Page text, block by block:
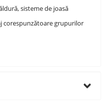
sisteme de joasă
corespunzătoare grupurilor